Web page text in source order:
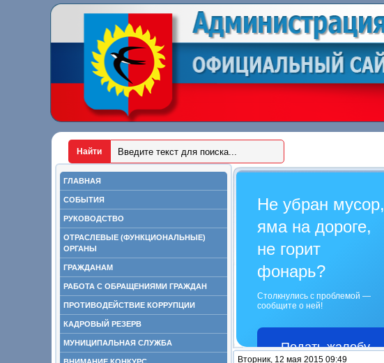
ГЛАВНАЯ
СОБЫТИЯ
РУКОВОДСТВО
ОТРАСЛЕВЫЕ (ФУНКЦИОНАЛЬНЫЕ)
ОРГАНЫ
ГРАЖДАНАМ
РАБОТА С ОБРАЩЕНИЯМИ ГРАЖДАН
ПРОТИВОДЕЙСТВИЕ КОРРУПЦИИ
КАДРОВЫЙ РЕЗЕРВ
МУНИЦИПАЛЬНАЯ СЛУЖБА
Не убран мусор,
яма на дороге,
не горит
фонарь?
Столкнулись с проблемой —
сообщите о ней!
Подать жалобу
Вторник, 12 мая 2015 09:49